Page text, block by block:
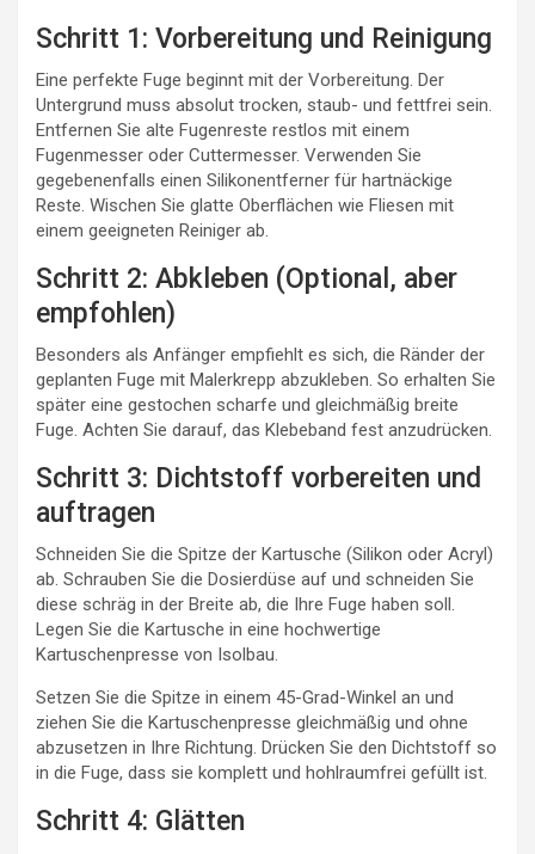
Schritt 1: Vorbereitung und Reinigung
Eine perfekte Fuge beginnt mit der Vorbereitung. Der
Untergrund muss absolut trocken, staub- und fettfrei sein.
Entfernen Sie alte Fugenreste restlos mit einem
Fugenmesser oder Cuttermesser. Verwenden Sie
gegebenenfalls einen Silikonentferner für hartnäckige
Reste. Wischen Sie glatte Oberflächen wie Fliesen mit
einem geeigneten Reiniger ab.
Schritt 2: Abkleben (Optional, aber
empfohlen)
Besonders als Anfänger empfiehlt es sich, die Ränder der
geplanten Fuge mit Malerkrepp abzukleben. So erhalten Sie
später eine gestochen scharfe und gleichmäßig breite
Fuge. Achten Sie darauf, das Klebeband fest anzudrücken.
Schritt 3: Dichtstoff vorbereiten und
auftragen
Schneiden Sie die Spitze der Kartusche (Silikon oder Acryl)
ab. Schrauben Sie die Dosierdüse auf und schneiden Sie
diese schräg in der Breite ab, die Ihre Fuge haben soll.
Legen Sie die Kartusche in eine hochwertige
Kartuschenpresse von Isolbau.
Setzen Sie die Spitze in einem 45-Grad-Winkel an und
ziehen Sie die Kartuschenpresse gleichmäßig und ohne
abzusetzen in Ihre Richtung. Drücken Sie den Dichtstoff so
in die Fuge, dass sie komplett und hohlraumfrei gefüllt ist.
Schritt 4: Glätten